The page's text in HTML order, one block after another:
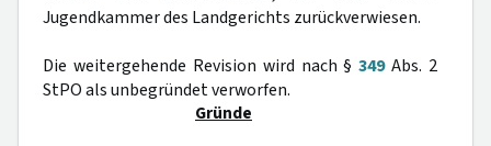
Jugendkammer des Landgerichts zurückverwiesen.
Die weitergehende Revision wird nach §349Abs. 2
StPO als unbegründet verworfen.
Gründe